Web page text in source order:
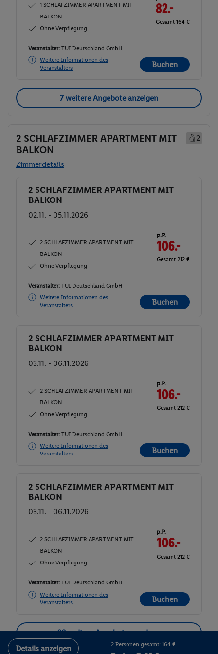
1 SCHLAFZIMMER APARTMENT MIT
BALKON
Ohne Verpflegung
82.-
Gesamt 164 €
Veranstalter: TUI Deutschland GmbH
Weitere Informationen des
Veranstalters
Buchen
7 weitere Angebote anzeigen
2 SCHLAFZIMMER APARTMENT MIT
BALKON
2
Zimmerdetails
Buchen
2 SCHLAFZIMMER APARTMENT MIT
BALKON
02.11. - 05.11.2026
2 SCHLAFZIMMER APARTMENT MIT
BALKON
Ohne Verpflegung
p.P.
106.-
Gesamt 212 €
Veranstalter: TUI Deutschland GmbH
Weitere Informationen des
Veranstalters
Buchen
Buchen
2 SCHLAFZIMMER APARTMENT MIT
BALKON
03.11. - 06.11.2026
2 SCHLAFZIMMER APARTMENT MIT
BALKON
Ohne Verpflegung
p.P.
106.-
Gesamt 212 €
Veranstalter: TUI Deutschland GmbH
Weitere Informationen des
Veranstalters
Buchen
Buchen
2 SCHLAFZIMMER APARTMENT MIT
BALKON
03.11. - 06.11.2026
2 SCHLAFZIMMER APARTMENT MIT
BALKON
Ohne Verpflegung
p.P.
106.-
Gesamt 212 €
Veranstalter: TUI Deutschland GmbH
Weitere Informationen des
Veranstalters
Buchen
20 weitere Angebote anzeigen
Details anzeigen 2 Personen gesamt: 164 €